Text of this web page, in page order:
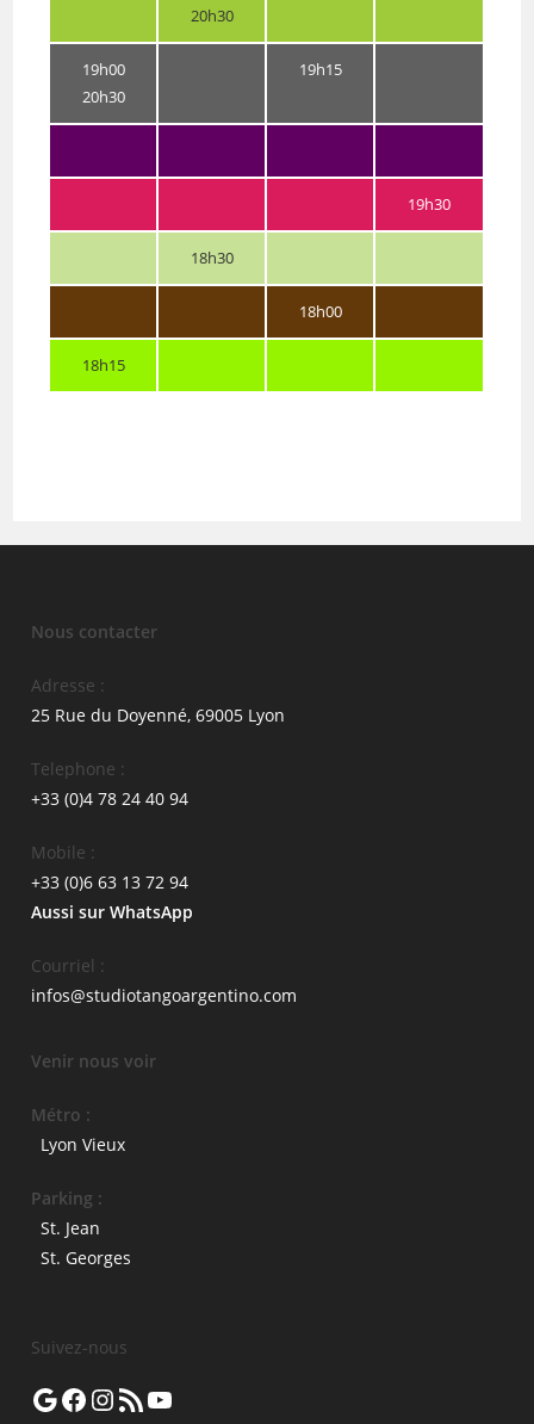
20h30
19h00
20h30
19h15
19h30
18h30
18h00
18h15
Nous contacter
Adresse :
25 Rue du Doyenné, 69005 Lyon
Telephone :
+33 (0)4 78 24 40 94
Mobile :
+33 (0)6 63 13 72 94
Aussi sur WhatsApp
Courriel :
infos@studiotangoargentino.com
Venir nous voir
Métro :
Lyon Vieux
Parking :
St. Jean
St. Georges
Suivez-nous
GoogleFacebook
Instagram
Flux RSS YouTube